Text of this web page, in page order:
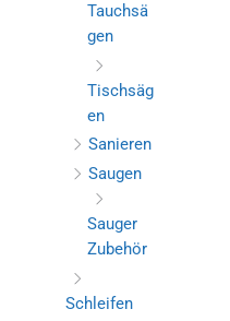
Tauchsä
gen
Tischsäg
en
Sanieren
Saugen
Sauger
Zubehör
Schleifen